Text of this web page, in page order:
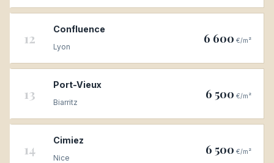
12
Confluence
Lyon
6 600 €/m²
13
Port-Vieux
Biarritz
6 500 €/m²
14
Cimiez
Nice
6 500 €/m²